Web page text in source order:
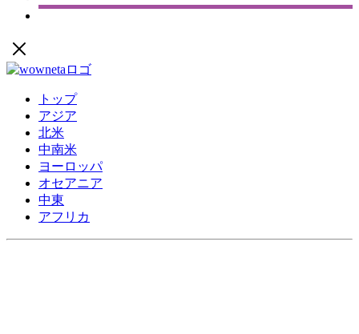
トップ
アジア
北米
中南米
ヨーロッパ
オセアニア
中東
アフリカ